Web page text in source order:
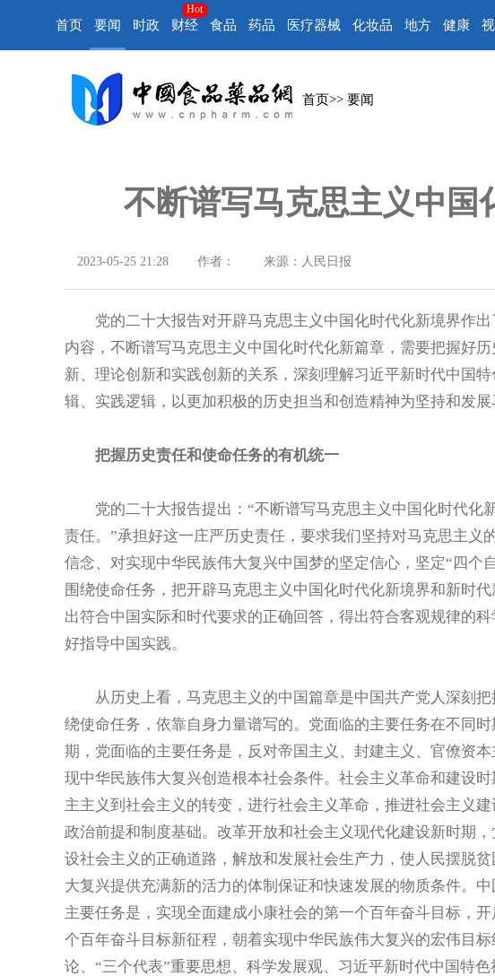
首页 要闻 时政 财经
Hot
食品 药品 医疗器械 化妆品 地方 健康
首页>> 要闻
不断谱写马克思主义中国
2023-05-25 21:28 作者： 来源：人民日报
党的二十大报告对开辟马克思主义中国化时代化新境界作出
内容，不断谱写马克思主义中国化时代化新篇章，需要把握好
新、理论创新和实践创新的关系，深刻理解习近平新时代中国
辑、实践逻辑，以更加积极的历史担当和创造精神为坚持和发展
把握历史责任和使命任务的有机统一
党的二十大报告提出：“不断谱写马克思主义中国化时代化
责任。”承担好这一庄严历史责任，要求我们坚持对马克思主义
信念、对实现中华民族伟大复兴中国梦的坚定信心，坚定“四个
围绕使命任务，把开辟马克思主义中国化时代化新境界和新时
出符合中国实际和时代要求的正确回答，得出符合客观规律的
好指导中国实践。
从历史上看，马克思主义的中国篇章是中国共产党人深刻把
绕使命任务，依靠自身力量谱写的。党面临的主要任务在不同
期，党面临的主要任务是，反对帝国主义、封建主义、官僚资
现中华民族伟大复兴创造根本社会条件。社会主义革命和建设
主主义到社会主义的转变，进行社会主义革命，推进社会主义
政治前提和制度基础。改革开放和社会主义现代化建设新时期
设社会主义的正确道路，解放和发展社会生产力，使人民摆脱
大复兴提供充满新的活力的体制保证和快速发展的物质条件。
主要任务是，实现全面建成小康社会的第一个百年奋斗目标，
个百年奋斗目标新征程，朝着实现中华民族伟大复兴的宏伟目
论、“三个代表”重要思想、科学发展观、习近平新时代中国特